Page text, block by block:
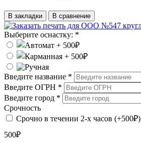
В закладки В сравнение
Выберите оснастку: *
Введите название *
Введите ОГРН *
Введите город *
Срочность
Срочно в течении 2-х часов (+500₽)
500₽